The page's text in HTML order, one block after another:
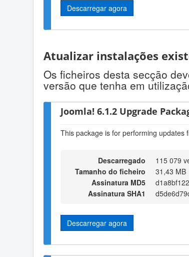
Descarregar agora
Atualizar instalações
Os ficheiros desta secção
versão que tenha em
Joomla! 6.1.2 Upgrade
This package is for performing updates
Descarregado
115 079
Tamanho do ficheiro
31,43 MB
Assinatura MD5
Assinatura SHA1
Descarregar agora